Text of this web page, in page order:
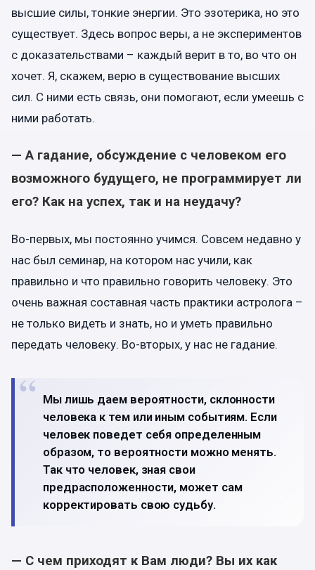
высшие силы, тонкие энергии. Это эзотерика, но это
существует. Здесь вопрос веры, а не экспериментов
с доказательствами – каждый верит в то, во что он
хочет. Я, скажем, верю в существование высших
сил. С ними есть связь, они помогают, если умеешь с
ними работать.
— А гадание, обсуждение с человеком его
возможного будущего, не программирует ли
его? Как на успех, так и на неудачу?
Во-первых, мы постоянно учимся. Совсем недавно у
нас был семинар, на котором нас учили, как
правильно и что правильно говорить человеку. Это
очень важная составная часть практики астролога –
не только видеть и знать, но и уметь правильно
передать человеку. Во-вторых, у нас не гадание.
Мы лишь даем вероятности, склонности
человека к тем или иным событиям. Если
человек поведет себя определенным
образом, то вероятности можно менять.
Так что человек, зная свои
предрасположенности, может сам
корректировать свою судьбу.
— С чем приходят к Вам люди? Вы их как